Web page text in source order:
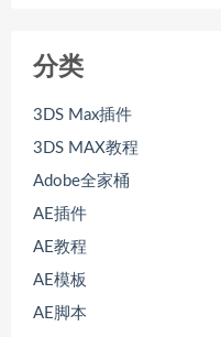
分类
3DS Max插件
3DS MAX教程
Adobe全家桶
AE插件
AE教程
AE模板
AE脚本